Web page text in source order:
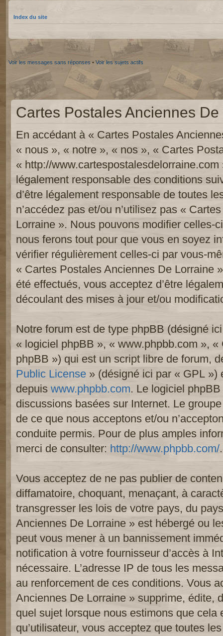
Index du site
Voir les messages sans réponses • Voir les sujets actifs
Cartes Postales Anciennes
En accédant à « Cartes Postales
« nous », « notre », « nos », « Cartes
« http://www.cartespostalesdelorraine.com
légalement responsable des conditions
d’être légalement responsable de toutes
n’accédez pas et/ou n’utilisez pas «
Lorraine ». Nous pouvons modifier celles-
nous ferons tout pour que vous en soyez
vérifier régulièrement celles-ci par vous-
« Cartes Postales Anciennes De Lorraine
été effectués, vous acceptez d’être
découlant des mises à jour et/ou
Notre forum est de type phpBB (désigné
« logiciel phpBB », « www.phpbb.com »,
phpBB ») qui est un script libre de forum,
Public License » (désigné ici par « GPL »)
depuis www.phpbb.com. Le logiciel
discussions basées sur Internet. Le
de ce que nous acceptons et/ou
conduite permis. Pour de plus amples
merci de consulter: http://www.phpbb.com/.
Vous acceptez de ne pas publier de
diffamatoire, choquant, menaçant, à
transgresser les lois de votre pays, du
Anciennes De Lorraine » est hébergé ou
peut vous mener à un bannissement
notification à votre fournisseur d’accès à
nécessaire. L’adresse IP de tous les
au renforcement de ces conditions. Vous
Anciennes De Lorraine » supprime, édite,
quel sujet lorsque nous estimons que cela
qu’utilisateur, vous acceptez que toutes